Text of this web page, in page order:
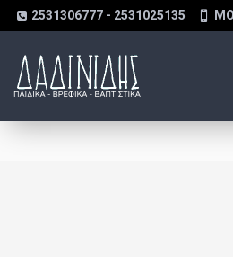
2531306777 - 2531025135